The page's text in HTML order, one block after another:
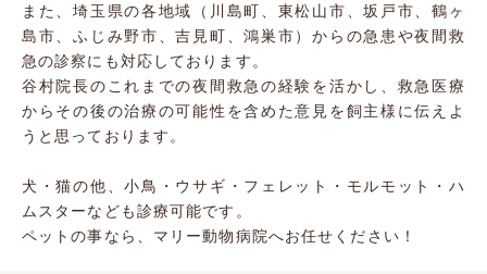
また、埼玉県の各地域（川島町、東松山市、坂戸市、鶴ヶ
島市、ふじみ野市、吉見町、鴻巣市）からの急患や夜間救
急の診察にも対応しております。
谷村院長のこれまでの夜間救急の経験を活かし、救急医療
からその後の治療の可能性を含めた意見を飼主様に伝えよ
うと思っております。
犬・猫の他、小鳥・ウサギ・フェレット・モルモット・ハ
ムスターなども診療可能です。
ペットの事なら、マリー動物病院へお任せください！